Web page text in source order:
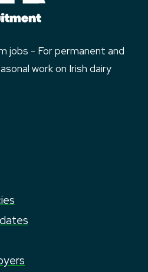
jobs - For permanent and
work on Irish dairy